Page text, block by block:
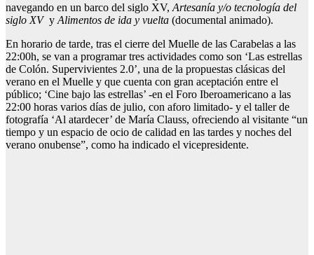
navegando en un barco del siglo XV,Artesanía y/o tecnología del
siglo XV yAlimentos de ida y vuelta (documental animado).
En horario de tarde, tras el cierre del Muelle de las Carabelas a las
22:00h, se van a programar tres actividades como son ‘Las estrellas
de Colón. Supervivientes 2.0’, una de la propuestas clásicas del
verano en el Muelle y que cuenta con gran aceptación entre el
público; ‘Cine bajo las estrellas’ -en el Foro Iberoamericano a las
22:00 horas varios días de julio, con aforo limitado- y el taller de
fotografía ‘Al atardecer’ de María Clauss, ofreciendo al visitante “un
tiempo y un espacio de ocio de calidad en las tardes y noches del
verano onubense”, como ha indicado el vicepresidente.